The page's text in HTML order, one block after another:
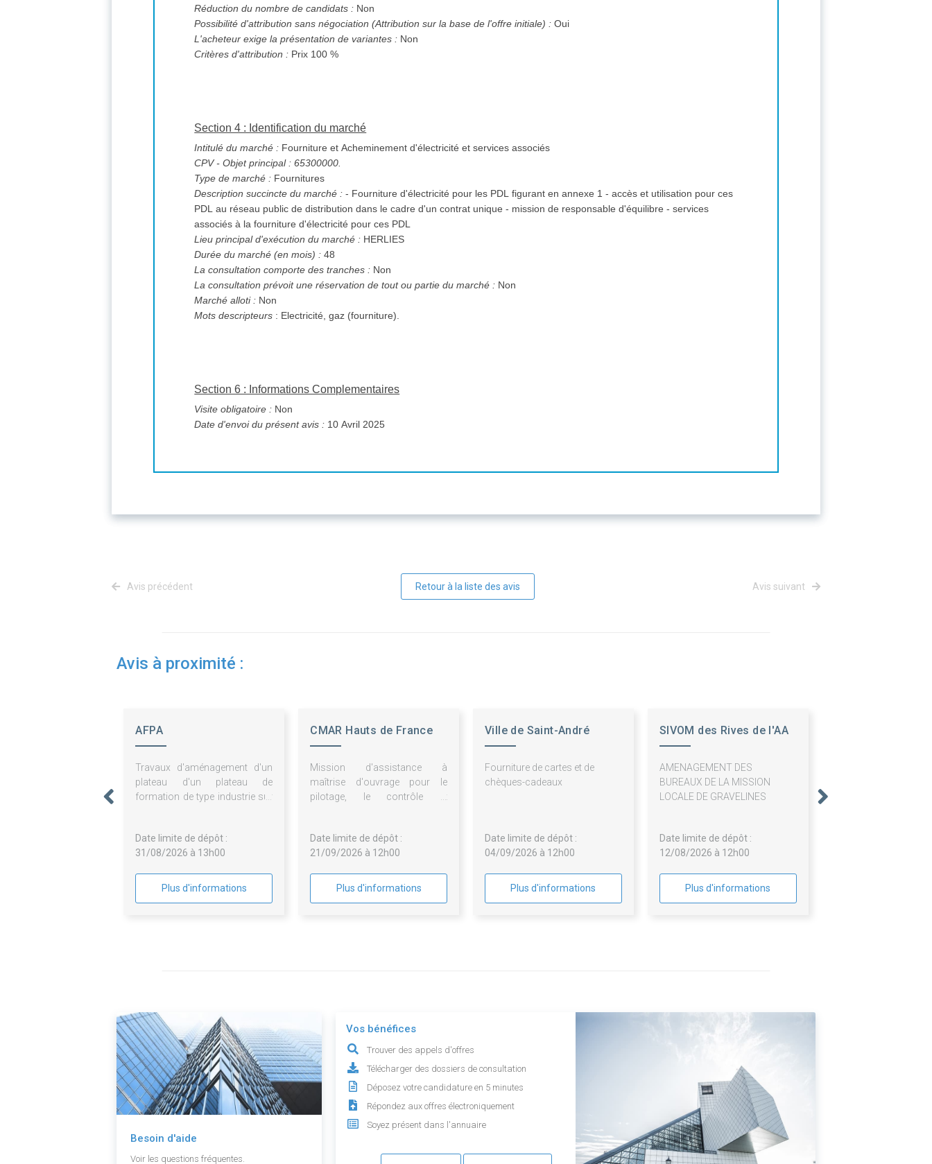
Réduction du nombre de candidats : Non
Possibilité d'attribution sans négociation (Attribution sur la base de l'offre initiale) : Oui
L'acheteur exige la présentation de variantes : Non
Critères d'attribution : Prix 100 %
Section 4 : Identification du marché
Intitulé du marché : Fourniture et Acheminement d'électricité et services associés
CPV- Objet principal : 65300000.
Type de marché : Fournitures
Description succincte du marché : - Fourniture d'électricité pour les PDL figurant en annexe 1 - accès et utilisation pour ces
PDL au réseau public de distribution dans le cadre d'un contrat unique - mission de responsable d'équilibre - services
associés à la fourniture d'électricité pour ces PDL
Lieu principal d'exécution du marché : HERLIES
Durée du marché (en mois) : 48
La consultation comporte des tranches : Non
La consultation prévoit une réservation de tout ou partie du marché : Non
Marché alloti : Non
Mots descripteurs : Electricité, gaz (fourniture).
Section 6 : Informations Complementaires
Visite obligatoire : Non
Date d'envoi du présent avis : 10 Avril 2025
Avis précédent Retour à la liste des avis Avis suivant
Avis à proximité :
AFPA
Travaux d'aménagement d'un
plateau d'un plateau de
formation de type industrie sur
Date limite de dépôt :
31/08/2026 à 13h00
Plus d'informations
CMAR Hauts de France
Mission d'assistance à
maîtrise d'ouvrage pour le
pilotage, le contrôle et
des laboratoires pédagogiques
alimentaires de la CMA Hauts-
Date limite de dépôt :
21/09/2026 à 12h00
Plus d'informations
Ville de Saint-André
Fourniture de cartes et de
chèques-cadeaux
Date limite de dépôt :
04/09/2026 à 12h00
Plus d'informations
SIVOM des Rives de l'AA
AMENAGEMENT DES
BUREAUX DE LA MISSION
LOCALE DE GRAVELINES
Date limite de dépôt :
12/08/2026 à 12h00
Plus d'informations
Besoin d'aide
Voir les questions fréquentes.
Vos bénéfices
Trouver des appels d'offres
Télécharger des dossiers de consultation
Déposez votre candidature en 5 minutes
Répondez aux offres électroniquement
Soyez présent dans l'annuaire